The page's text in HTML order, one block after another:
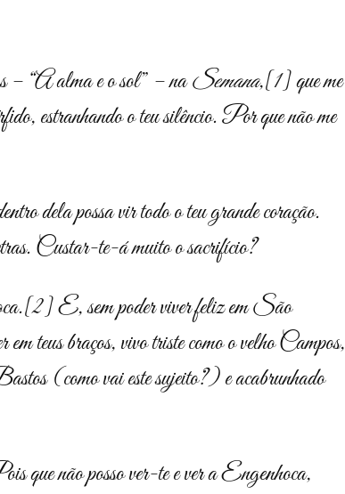
– “A alma e o sol” – naSemana,[1]que me
estranhando o teu silêncio. Por que não me
dela possa vir todo o teu grande coração.
Custar-te-á muito o sacrifício?
[2]E, sem poder viver feliz em São
teus braços, vivo triste como o velho Campos,
(como vai este sujeito?) e acabrunhado
que não posso ver-te e ver a Engenhoca,